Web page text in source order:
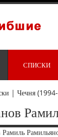
СПИСКИ
| Чечня